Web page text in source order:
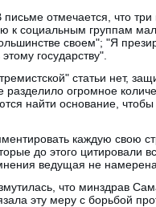
отмечается, что три
к социальным группам
своем"; "Я
государству".
статьи нет,
разделило огромное
найти основание, чтобы
каждую свою
до этого цитировали
ведущая не намерена.
что минздрав
эту меру с борьбой